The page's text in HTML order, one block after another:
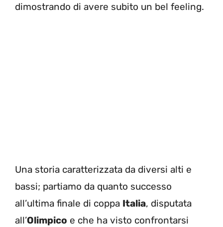
dimostrando di avere subito un bel feeling.
Una storia caratterizzata da diversi alti e
bassi; partiamo da quanto successo
all’ultima finale di coppa Italia, disputata
all’Olimpico e che ha visto confrontarsi